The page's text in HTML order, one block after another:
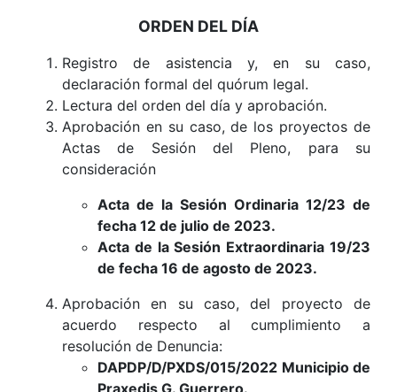
ORDEN DEL DÍA
Registro de asistencia y, en su caso,
declaración formal del quórum legal.
Lectura del orden del día y aprobación.
Aprobación en su caso, de los proyectos de
Actas de Sesión del Pleno, para su
consideración
Acta de la Sesión Ordinaria 12/23 de
fecha 12 de julio de 2023.
Acta de la Sesión Extraordinaria 19/23
de fecha 16 de agosto de 2023.
Aprobación en su caso, del proyecto de
acuerdo respecto al cumplimiento a
resolución de Denuncia:
DAPDP/D/PXDS/015/2022 Municipio de